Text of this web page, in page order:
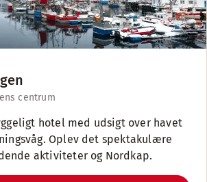
centrum
hotel med udsigt over havet
Oplev det spektakulære
aktiviteter og Nordkap.